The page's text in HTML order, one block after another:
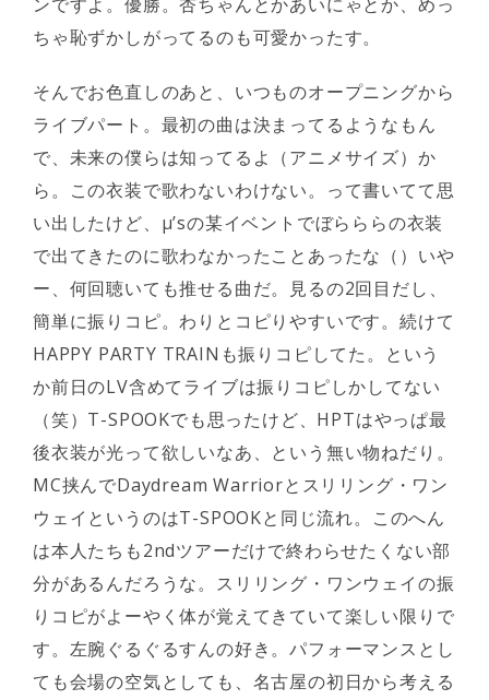
ちゃ恥ずかしがってるのも可愛かったす。
そんでお色直しのあと、いつものオープニングから
ライブパート。最初の曲は決まってるようなもん
で、未来の僕らは知ってるよ（アニメサイズ）か
ら。この衣装で歌わないわけない。って書いてて思
い出したけど、μ’sの某イベントでぼらららの衣装
で出てきたのに歌わなかったことあったな（）いや
ー、何回聴いても推せる曲だ。見るの2回目だし、
簡単に振りコピ。わりとコピりやすいです。続けて
HAPPY PARTY TRAINも振りコピしてた。という
か前日のLV含めてライブは振りコピしかしてない
（笑）T-SPOOKでも思ったけど、HPTはやっぱ最
後衣装が光って欲しいなあ、という無い物ねだり。
MC挟んでDaydream Warriorとスリリング・ワン
ウェイというのはT-SPOOKと同じ流れ。このへん
は本人たちも2ndツアーだけで終わらせたくない部
分があるんだろうな。スリリング・ワンウェイの振
りコピがよーやく体が覚えてきていて楽しい限りで
す。左腕ぐるぐるすんの好き。パフォーマンスとし
ても会場の空気としても、名古屋の初日から考える